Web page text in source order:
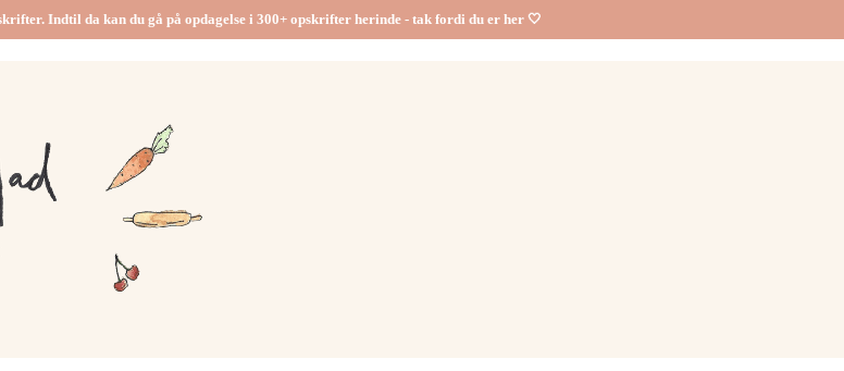
Indtil da kan du gå på opdagelse i 300+ opskrifter herinde - tak fordi du er her 🤍